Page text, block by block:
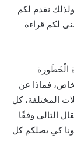
نقدم لكم
لكم قراءة
الْخَطَورة
فماذا عن
المختلفة، كل
التالي وفقًا
كي يصلكم كل